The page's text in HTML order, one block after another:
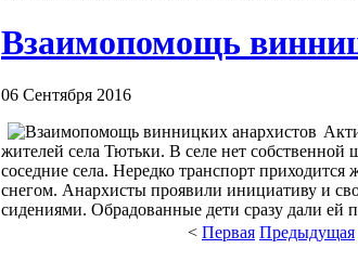
Взаимопомощь
06 Сентября 2016
жителей села Тютьки. В селе нет
соседние села. Нередко транспорт
снегом. Анархисты проявили инициативу и
сидениями. Обрадованные дети сразу дали ей
< Первая Предыдущая